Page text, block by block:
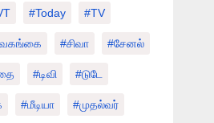
#today #TV
#சிவா #சேனல்
#டிவி #டுடே
#மீடியா #முதல்வர்